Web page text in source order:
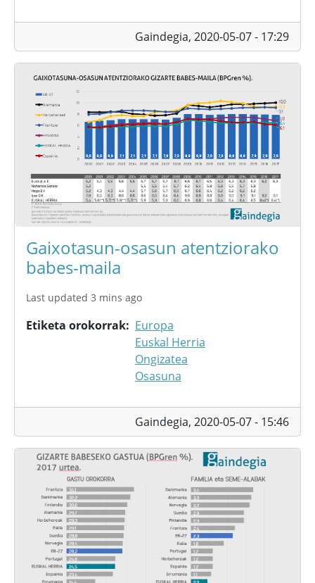
Gaindegia, 2020-05-07 - 17:29
Gaixotasun-osasun atentziorako
babes-maila
Last updated 3 mins ago
Etiketa orokorrak
Europa
Euskal Herria
Ongizatea
Osasuna
Gaindegia, 2020-05-07 - 15:46